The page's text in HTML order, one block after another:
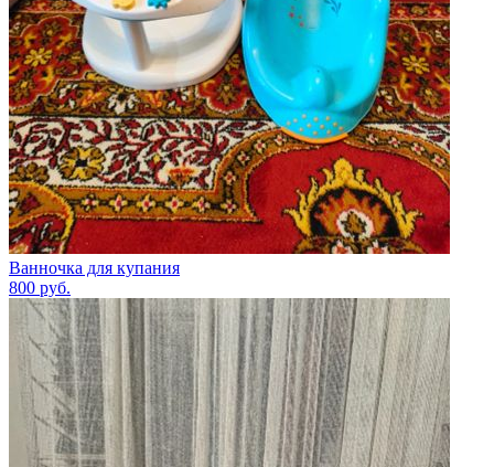
Ванночка для купания
800 руб.